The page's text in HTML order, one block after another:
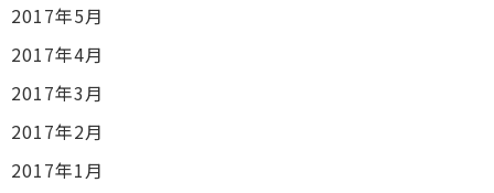
2017年5月
2017年4月
2017年3月
2017年2月
2017年1月